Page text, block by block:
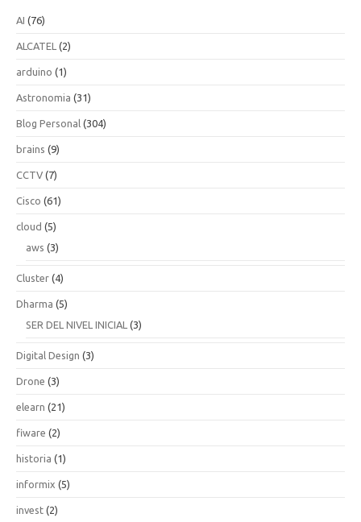
AI (76)
ALCATEL (2)
arduino (1)
Astronomia (31)
Blog Personal (304)
brains (9)
CCTV (7)
Cisco (61)
cloud (5)
aws (3)
Cluster (4)
Dharma (5)
SER DEL NIVEL INICIAL (3)
Digital Design (3)
Drone (3)
elearn (21)
fiware (2)
historia (1)
informix (5)
invest (2)